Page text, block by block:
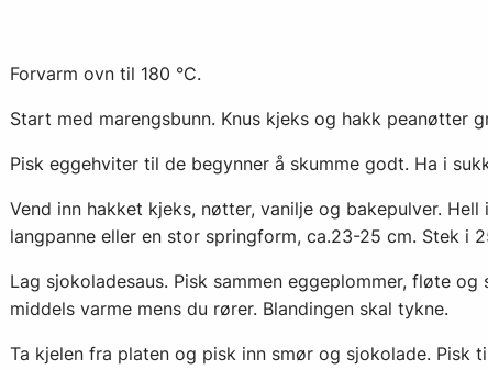
Forvarm ovn til 180 °C.
Start med marengsbunn. Knus kjeks og hakk peanøtter
Pisk eggehviter til de begynner å skumme godt. Ha i
Vend inn hakket kjeks, nøtter, vanilje og bakepulver.
langpanne eller en stor springform, ca.23-25 cm. Stek i
Lag sjokoladesaus. Pisk sammen eggeplommer, fløte og
middels varme mens du rører. Blandingen skal tykne.
Ta kjelen fra platen og pisk inn smør og sjokolade. Pisk